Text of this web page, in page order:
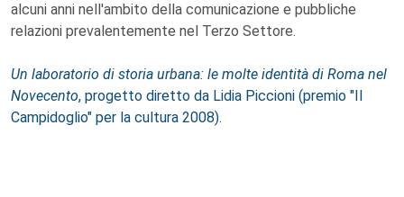
alcuni anni nell'ambito della comunicazione e pubbliche
relazioni prevalentemente nel Terzo Settore.
Un laboratorio di storia urbana: le molte identità di Roma nel
Novecento, progetto diretto da Lidia Piccioni (premio "Il
Campidoglio" per la cultura 2008).